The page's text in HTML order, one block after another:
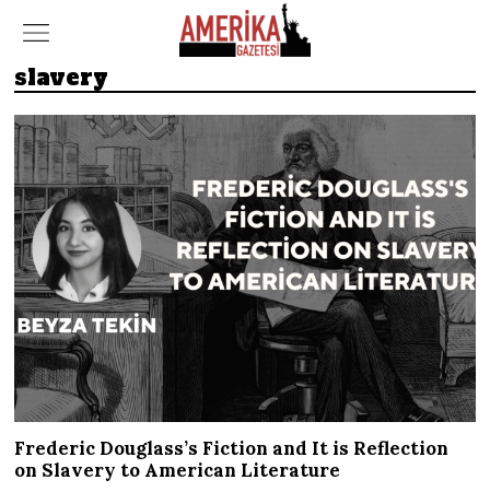
slavery
Frederic Douglass’s Fiction and It is Reflection
on Slavery to American Literature